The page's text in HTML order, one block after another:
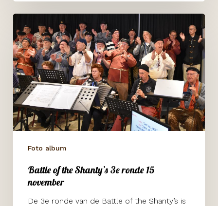
of
the
Shanty’s
3e
ronde
15
november
Foto album
Battle of the Shanty’s 3e ronde 15
november
De 3e ronde van de Battle of the Shanty’s is